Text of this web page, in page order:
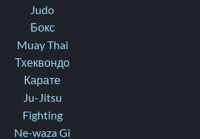
Judo
Бокс
Muay Thai
Тхеквондо
Карате
Ju-Jitsu
Fighting
Ne-waza Gi